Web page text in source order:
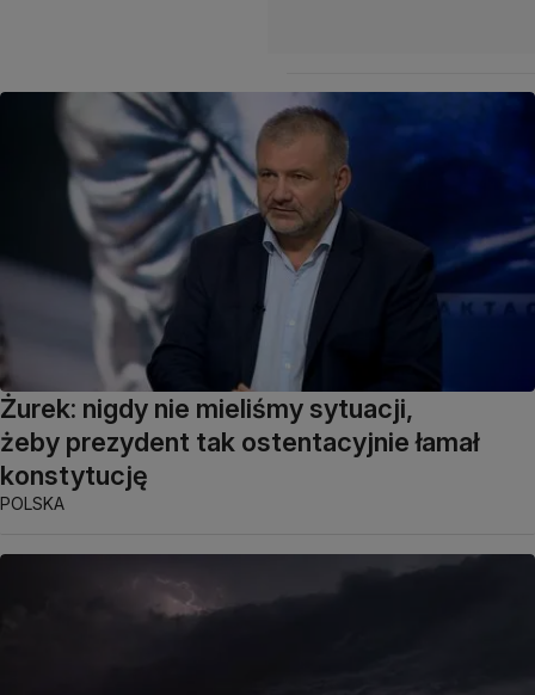
Żurek: nigdy nie mieliśmy sytuacji,
żeby prezydent tak ostentacyjnie łamał
konstytucję
POLSKA